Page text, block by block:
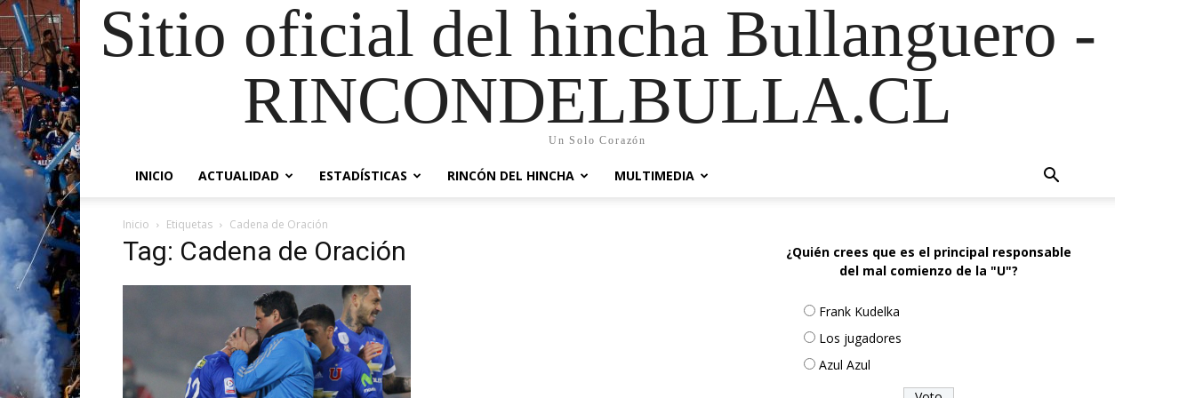
Sitio oficial del hincha Bullanguero -
RINCONDELBULLA.CL
Un Solo Corazón
INICIO ACTUALIDAD ESTADÍSTICAS RINCÓN DEL HINCHA MULTIMEDIA
Inicio Etiquetas Cadena de Oración
Tag: Cadena de Oración
¿Quién crees que es el principal responsable
del mal comienzo de la "U"?
Frank Kudelka
Los jugadores
Azul Azul